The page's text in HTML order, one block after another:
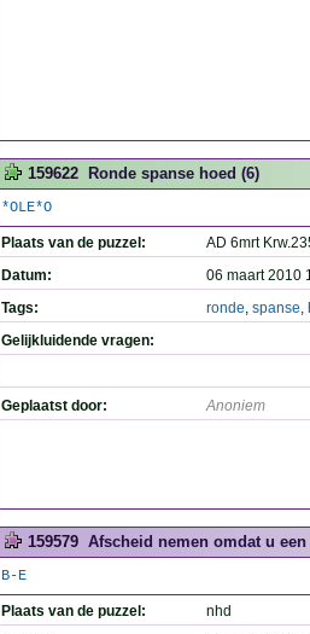
159622 Ronde spanse hoed (6)
*OLE*O
Plaats van de puzzel:
AD 6mrt
Datum:
06 maart 2010
Tags:
ronde, spanse,
Gelijkluidende vragen:
Geplaatst door: Anoniem
159579 Afscheid nemen omdat u
B-E
Plaats van de puzzel:
nhd